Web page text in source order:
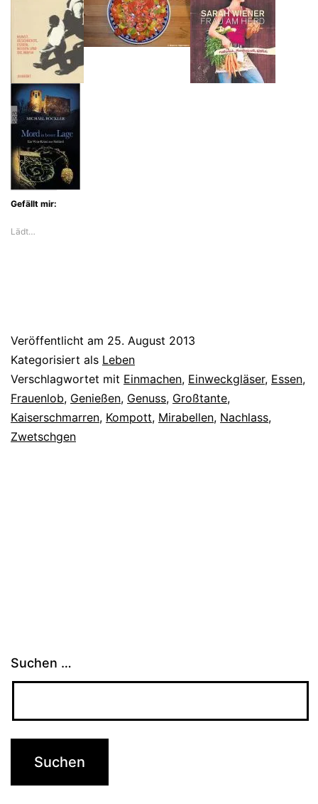
Gefällt mir:
Lädt…
Veröffentlicht am 25. August 2013
Kategorisiert als Leben
Verschlagwortet mit Einmachen, Einweckgläser, Essen,
Frauenlob, Genießen, Genuss, Großtante,
Kaiserschmarren, Kompott, Mirabellen, Nachlass,
Zwetschgen
Suchen …